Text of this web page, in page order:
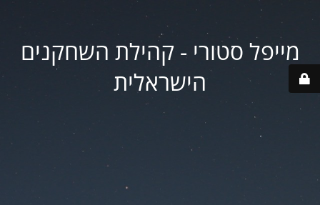
מייפל סטורי - קהילת השחקנים
הישראלית